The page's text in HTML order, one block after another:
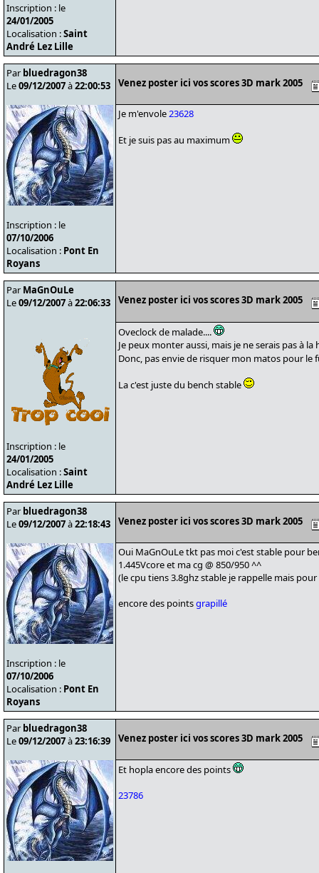
Inscription : le
24/01/2005
Localisation :Saint
André Lez Lille
Par bluedragon38
Le09/12/2007à22:00:53
Inscription : le
07/10/2006
Localisation : Pont En
Royans
Venez poster ici vos scores 3D mark 2005
Je m'envole23628
Et je suis pas au maximum
Par MaGnOuLe
Le09/12/2007à22:06:33
Inscription : le
24/01/2005
Localisation :Saint
André Lez Lille
Venez poster ici vos scores 3D mark 2005
Oveclock de malade....
Je peux monter aussi, mais je ne serais pas à la
Donc, pas envie de risquer mon matos pour le
La c'est juste du bench stable
Par bluedragon38
Le09/12/2007à22:18:43
Inscription : le
07/10/2006
Localisation : Pont En
Royans
Venez poster ici vos scores 3D mark 2005
Oui MaGnOuLe tkt pas moi c'est stable pour
1.445Vcore et ma cg @ 850/950 ^^
(le cpu tiens 3.8ghz stable je rappelle mais pour
encore des pointsgrapillé
Par bluedragon38
Le09/12/2007à23:16:39 Venez poster ici vos scores 3D mark 2005
Et hopla encore des points
23786